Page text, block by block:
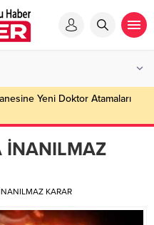
Yeni Doktor Atamaları
İNANILMAZ
KARAR